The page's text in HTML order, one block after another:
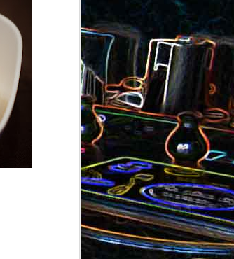
Canistrelli aux amandes et
aux noisettes